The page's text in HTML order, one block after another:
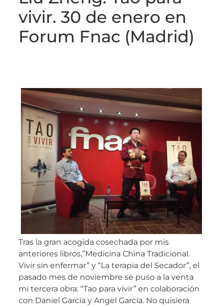
vivir. 30 de enero en
Forum Fnac (Madrid)
Tras la gran acogida cosechada por mis
anteriores libros,”Medicina China Tradicional.
Vivir sin enfermar” y “La terapia del Secador”, el
pasado mes de noviembre se puso a la venta
mi tercera obra: “Tao para vivir” en colaboración
con Daniel García y Angel García. No quisiera